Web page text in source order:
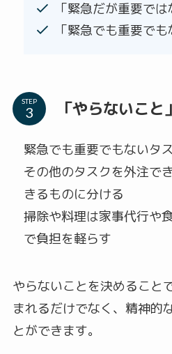
「緊急だが重要では
「緊急でも重要でも
STEP 「やらないこ
緊急でも重要でもないタ
その他のタスクを外注で
きるものに分ける
掃除や料理は家事代行や
で負担を軽らす
やらないことを決めること
まれるだけでなく、精神的
とができます。